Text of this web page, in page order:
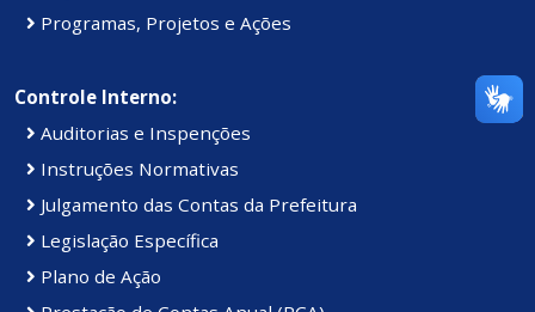
Programas, Projetos e Ações
Controle Interno:
Auditorias e Inspenções
Instruções Normativas
Julgamento das Contas da Prefeitura
Legislação Específica
Plano de Ação